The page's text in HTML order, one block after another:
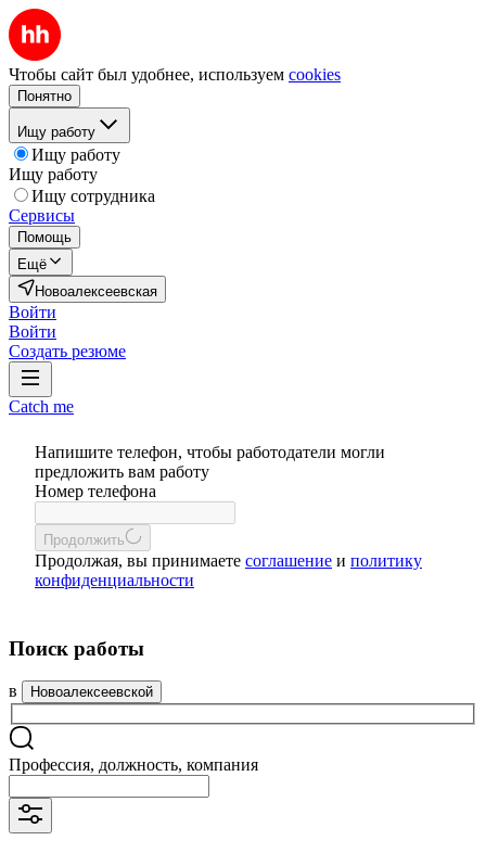
Чтобы сайт был удобнее, используем cookies
Понятно
Ищу работу
Ищу работу
Ищу работу
Ищу сотрудника
Сервисы
Помощь
Ещё
Новоалексеевская
Войти
Войти
Создать резюме
Catch me
Напишите телефон, чтобы работодатели могли
предложить вам работу
Номер телефона
Продолжить
Продолжая, вы принимаете соглашение и политику
конфиденциальности
Поиск работы
в Новоалексеевской
Профессия, должность, компания